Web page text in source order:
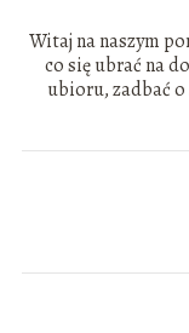
Witaj na naszym
co się ubrać na
ubioru, zadbać o